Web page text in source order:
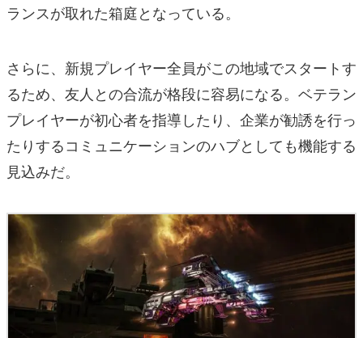
ランスが取れた箱庭となっている。
さらに、新規プレイヤー全員がこの地域でスタートす
るため、友人との合流が格段に容易になる。ベテラン
プレイヤーが初心者を指導したり、企業が勧誘を行っ
たりするコミュニケーションのハブとしても機能する
見込みだ。